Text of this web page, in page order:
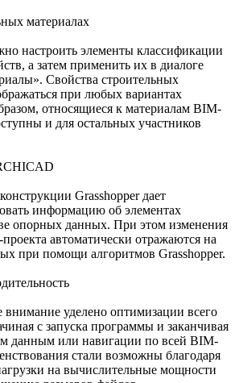
материалах
настроить элементы классификации
а затем применить их в диалоге
Свойства строительных
при любых вариантах
относящиеся к материалам BIM-
и для остальных участников
Grasshopper дает
информацию об элементах
опорных данных. При этом изменения
автоматически отражаются на
при помощи алгоритмов Grasshopper.
уделено оптимизации всего
с запуска программы и заканчивая
данным или навигации по всей BIM-
стали возможны благодаря
на вычислительные мощности